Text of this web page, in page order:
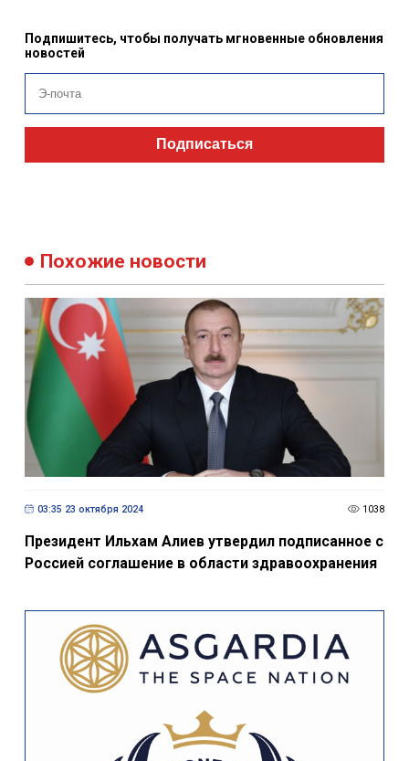
Подпишитесь, чтобы получать мгновенные обновления
новостей
Подписаться
Похожие новости
03:35 23 октября 2024 1038
Президент Ильхам Алиев утвердил подписанное с
Россией соглашение в области здравоохранения